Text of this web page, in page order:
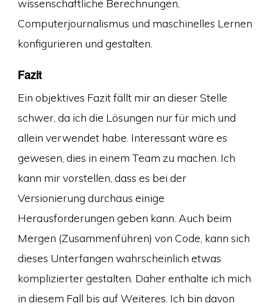
wissenschaftliche Berechnungen,
Computerjournalismus und maschinelles Lernen
konfigurieren und gestalten.
Fazit
Ein objektives Fazit fällt mir an dieser Stelle
schwer, da ich die Lösungen nur für mich und
allein verwendet habe. Interessant wäre es
gewesen, dies in einem Team zu machen. Ich
kann mir vorstellen, dass es bei der
Versionierung durchaus einige
Herausforderungen geben kann. Auch beim
Mergen (Zusammenführen) von Code, kann sich
dieses Unterfangen wahrscheinlich etwas
komplizierter gestalten. Daher enthalte ich mich
in diesem Fall bis auf Weiteres. Ich bin davon